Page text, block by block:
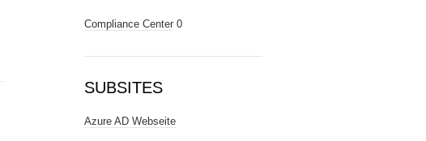
Compliance Center 0
SUBSITES
Azure AD Webseite